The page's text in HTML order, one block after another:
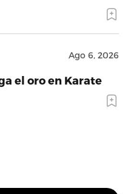
Ago 6, 2026
el oro en Karate